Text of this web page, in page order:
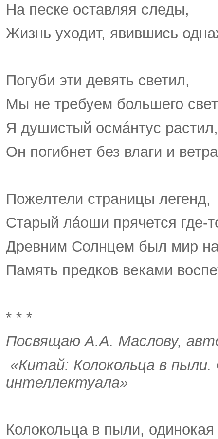
На песке оставляя следы,
Жизнь уходит, явившись
Погуби эти девять светил,
Мы не требуем большего
Я душистый осмáнтус растил,
Он погибнет без влаги и
Пожелтели страницы легенд,
Старый лáоши прячется где-
Древним Солнцем был мир
Память предков веками
* * *
Посвящаю А.А. Маслову,
«Китай: Колокольца в
интеллектуала»
Колокольца в пыли,